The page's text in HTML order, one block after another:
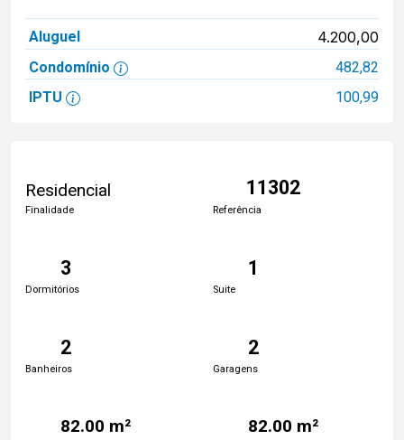
Aluguel 4.200,00
Condomínio
482,82
IPTU
100,99
Residencial
Finalidade
11302
Referência
3
Dormitórios
1
Suite
2
Banheiros
2
Garagens
82.00 m² 82.00 m²